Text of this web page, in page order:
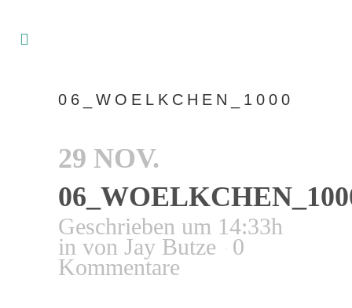
06_WOELKCHEN_1000
29 NOV.
Geschrieben um 14:33h
in von Jay Butze 0
Kommentare